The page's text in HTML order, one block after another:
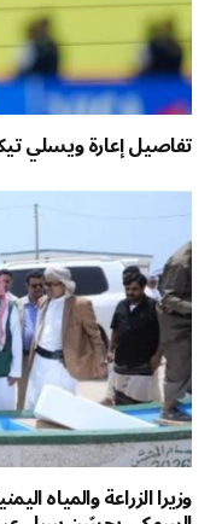
تفاصيل إعارة ويسلي
وزيرا الزراعة والمياه